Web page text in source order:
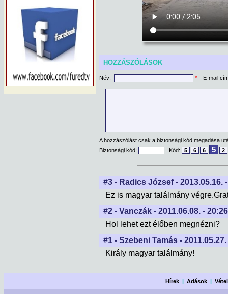
HOZZÁSZÓLÁSOK
Név: * E-mail
A hozzászólást csak a biztonsági kód megadása
Biztonsági kód:
Kód: 5 6 6 5 2
#3 - Radics József - 2013.05.16.
Ez is magyar találmány
#2 - Vanczák - 2011.06.08. -
Hol lehet ezt élőben megnézni?
#1 - Szebeni Tamás -
Király magyar találmány!
Hírek |Adások |